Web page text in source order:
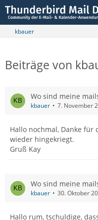
kbauer
Beiträge von
Wo sind meine
kbauer 7. November
Hallo nochmal, Danke für
wieder hingekriegt.
Gruß Kay
Wo sind meine
kbauer 30. Oktober
Hallo rum, tschuldige,